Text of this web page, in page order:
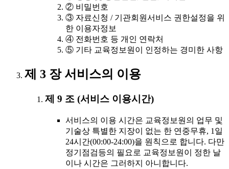
② 비밀번호
③ 자료신청 / 기관회원서비스 권한설정을 위
한 이용자정보
④ 전화번호 등 개인 연락처
⑤ 기타 교육정보원이 인정하는 경미한 사항
제 3 장 서비스의 이용
제 9 조 (서비스 이용시간)
서비스의 이용 시간은 교육정보원의 업무 및
기술상 특별한 지장이 없는 한 연중무휴, 1일
24시간(00:00-24:00)을 원칙으로 합니다. 다만
정기점검등의 필요로 교육정보원이 정한 날
이나 시간은 그러하지 아니합니다.